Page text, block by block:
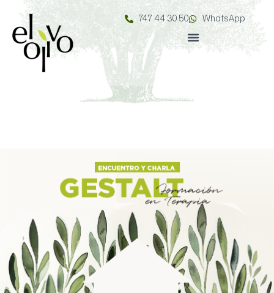
747 44 30 50 WhatsApp